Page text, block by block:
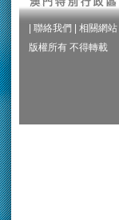
聯絡我們 相關網站
版權所有 不得轉載